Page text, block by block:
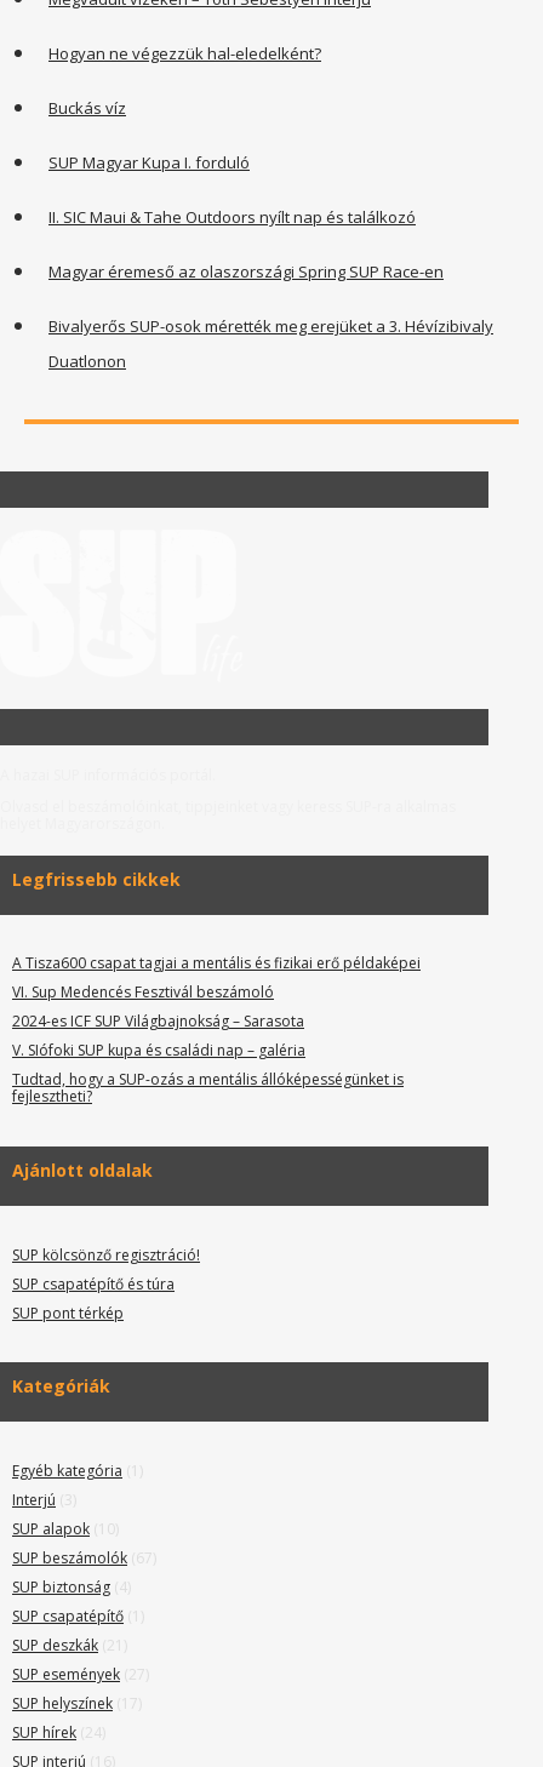
Hogyan ne végezzük hal-eledelként?
Buckás víz
SUP Magyar Kupa I. forduló
II. SIC Maui & Tahe Outdoors nyílt nap és találkozó
Magyar éremeső az olaszországi Spring SUP Race-en
Bivalyerős SUP-osok mérették meg erejüket a 3. Hévízibivaly
Duatlonon
Legfrissebb cikkek
A Tisza600 csapat tagjai a mentális és fizikai erő példaképei
VI. Sup Medencés Fesztivál beszámoló
2024-es ICF SUP Világbajnokság – Sarasota
V. SIófoki SUP kupa és családi nap – galéria
Tudtad, hogy a SUP-ozás a mentális állóképességünket is
fejlesztheti?
Ajánlott oldalak
SUP kölcsönző regisztráció!
SUP csapatépítő és túra
SUP pont térkép
Kategóriák
Egyéb kategória (1)
Interjú (3)
SUP alapok (10)
SUP beszámolók (67)
SUP biztonság (4)
SUP csapatépítő (1)
SUP deszkák (21)
SUP események (27)
SUP helyszínek (17)
SUP hírek (24)
SUP interjú (16)